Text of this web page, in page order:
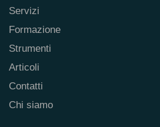
Servizi
Formazione
Strumenti
Articoli
Contatti
Chi siamo